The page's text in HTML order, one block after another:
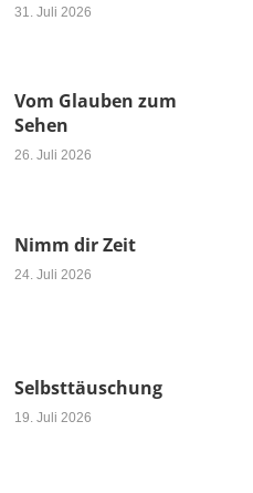
31. Juli 2026
Vom Glauben zum
Sehen
26. Juli 2026
Nimm dir Zeit
24. Juli 2026
Selbsttäuschung
19. Juli 2026